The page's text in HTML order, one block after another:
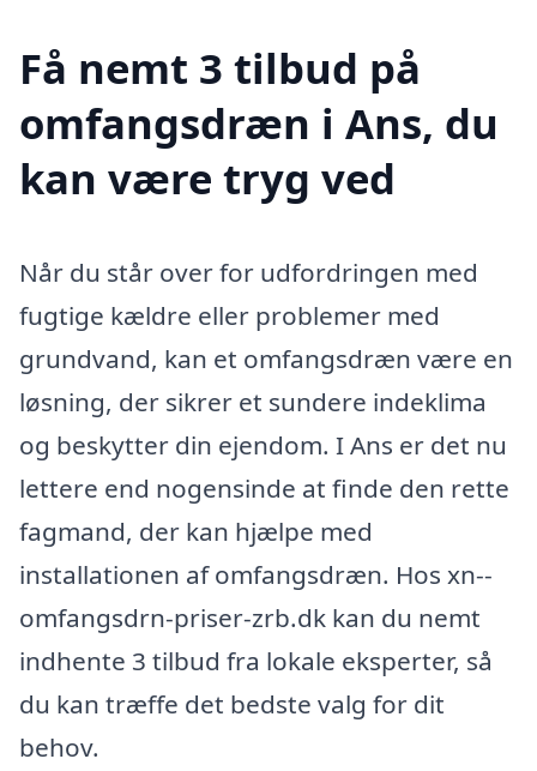
Få nemt 3 tilbud på
omfangsdræn i Ans, du
kan være tryg ved
Når du står over for udfordringen med
fugtige kældre eller problemer med
grundvand, kan et omfangsdræn være en
løsning, der sikrer et sundere indeklima
og beskytter din ejendom. I Ans er det nu
lettere end nogensinde at finde den rette
fagmand, der kan hjælpe med
installationen af omfangsdræn. Hos xn--
omfangsdrn-priser-zrb.dk kan du nemt
indhente 3 tilbud fra lokale eksperter, så
du kan træffe det bedste valg for dit
behov.